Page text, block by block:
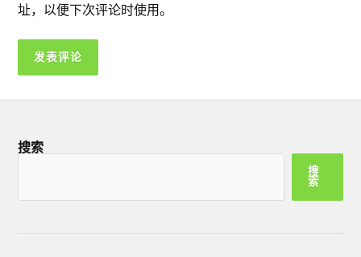
址，以便下次评论时使用。
搜索
搜
索